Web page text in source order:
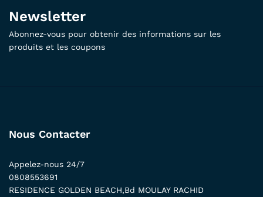
Newsletter
Abonnez-vous pour obtenir des informations sur les
produits et les coupons
Nous Contacter
Appelez-nous 24/7
0808553691
RESIDENCE GOLDEN BEACH,Bd MOULAY RACHID